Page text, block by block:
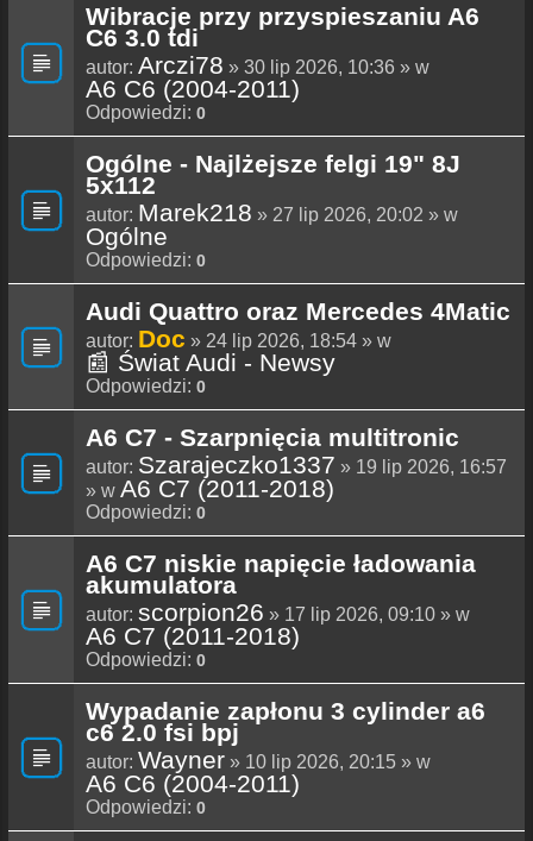
Wibracje przy przyspieszaniu A6
C6 3.0 tdi
autor: Arczi78 » 30 lip 2026, 10:36 » w
A6 C6 (2004-2011)
Odpowiedzi: 0
Ogólne - Najlżejsze felgi 19" 8J
5x112
autor: Marek218 » 27 lip 2026, 20:02 » w
Ogólne
Odpowiedzi: 0
Audi Quattro oraz Mercedes 4Matic
autor: Doc » 24 lip 2026, 18:54 » w
📰 Świat Audi - Newsy
Odpowiedzi: 0
A6 C7 - Szarpnięcia multitronic
autor: Szarajeczko1337 » 19 lip 2026, 16:57
» w A6 C7 (2011-2018)
Odpowiedzi: 0
A6 C7 niskie napięcie ładowania
akumulatora
autor: scorpion26 » 17 lip 2026, 09:10 » w
A6 C7 (2011-2018)
Odpowiedzi: 0
Wypadanie zapłonu 3 cylinder a6
c6 2.0 fsi bpj
autor: Wayner » 10 lip 2026, 20:15 » w
A6 C6 (2004-2011)
Odpowiedzi: 0